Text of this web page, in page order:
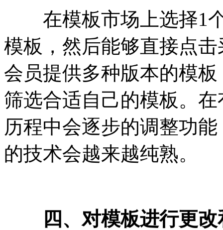
在模板市场上选择1个
模板，然后能够直接点
会员提供多种版本的模
筛选合适自己的模板。
历程中会逐步的调整功
的技术会越来越纯熟。
四、对模板进行更改